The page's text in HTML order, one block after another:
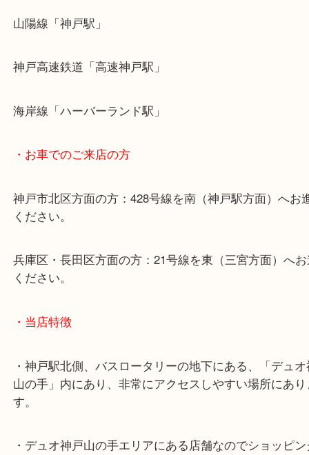
・最寄り駅のご案内
山陽線「神戸駅」
神戸高速鉄道「高速神戸駅」
神戸市北区方面の方：428号線を南（神戸駅方面）